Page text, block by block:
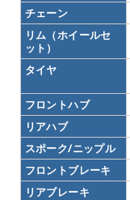
チェーン
リム（ホイールセ
ット）
タイヤ
フロントハブ
リアハブ
スポーク/ニップル
フロントブレーキ
リアブレーキ